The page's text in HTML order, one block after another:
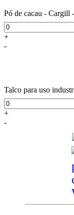
Pó de cacau - Cargill
+
-
Talco para uso
+
-